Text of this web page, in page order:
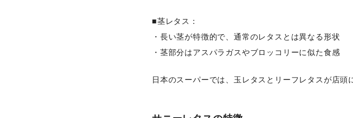
■茎レタス：
・長い茎が特徴的で、通常のレタスとは異なる形状
・茎部分はアスパラガスやブロッコリーに似た食感
日本のスーパーでは、玉レタスとリーフレタスが店頭